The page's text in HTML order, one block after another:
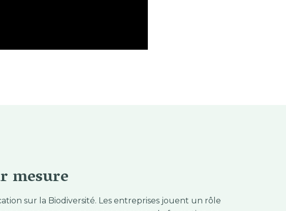
mesure
sur la Biodiversité. Les entreprises jouent un rôle